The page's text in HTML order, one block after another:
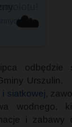
☁️
odbędzie
i siatkowej,
wodnego,
i zabawy